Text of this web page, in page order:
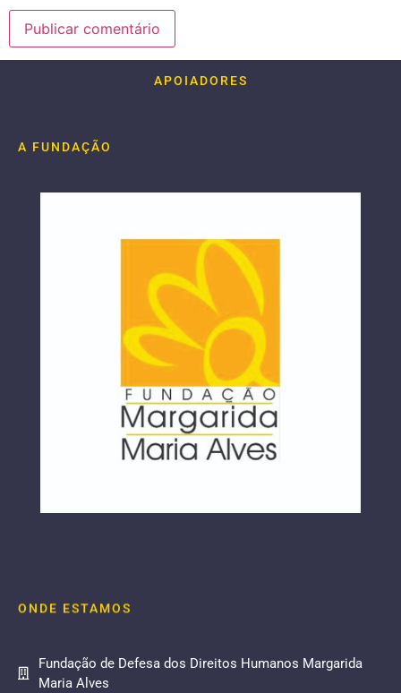
APOIADORES
A FUNDAÇÃO
ONDE ESTAMOS
Fundação de Defesa dos Direitos Humanos Margarida
Maria Alves